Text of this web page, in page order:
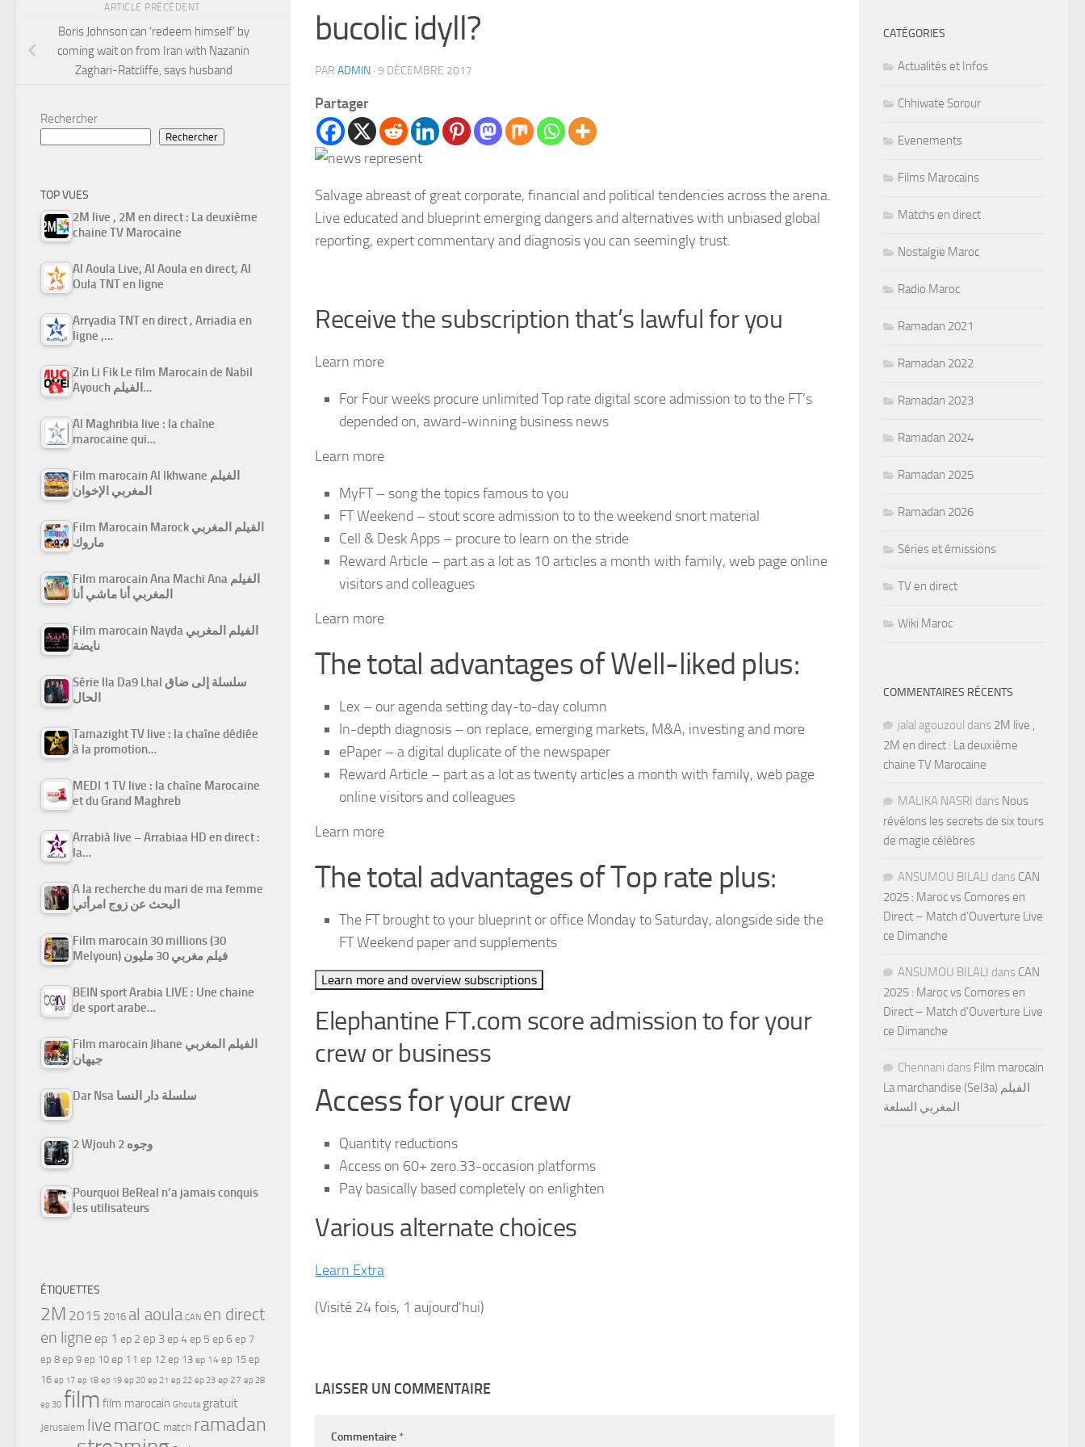
bucolic idyll?
PAR ADMIN · 9 DÉCEMBRE 2017
Partager
Salvage abreast of great corporate, financial and political tendencies across the arena.
Live educated and blueprint emerging dangers and alternatives with unbiased global
reporting, expert commentary and diagnosis you can seemingly trust.
Receive the subscription that’s lawful for you
Learn more
For Four weeks procure unlimited Top rate digital score admission to to the FT’s
depended on, award-winning business news
Learn more
MyFT – song the topics famous to you
FT Weekend – stout score admission to to the weekend snort material
Cell & Desk Apps – procure to learn on the stride
Reward Article – part as a lot as 10 articles a month with family, web page online
visitors and colleagues
Learn more
The total advantages of Well-liked plus:
Lex – our agenda setting day-to-day column
In-depth diagnosis – on replace, emerging markets, M&A, investing and more
ePaper – a digital duplicate of the newspaper
Reward Article – part as a lot as twenty articles a month with family, web page
online visitors and colleagues
Learn more
The total advantages of Top rate plus:
The FT brought to your blueprint or office Monday to Saturday, alongside side the
FT Weekend paper and supplements
Learn more and overview subscriptions
Elephantine FT.com score admission to for your
crew or business
Access for your crew
Quantity reductions
Access on 60+ zero.33-occasion platforms
Pay basically based completely on enlighten
Various alternate choices
Learn Extra
(Visité 24 fois, 1 aujourd'hui)
LAISSER UN COMMENTAIRE
Commentaire*
ARTICLE PRÉCÉDENT
Boris Johnson can ‘redeem himself’ by
coming wait on from Iran with Nazanin
Zaghari-Ratcliffe, says husband
Rechercher
Rechercher
TOP VUES
2M live , 2M en direct : La deuxième
chaine TV Marocaine
Al Aoula Live, Al Aoula en direct, Al
Oula TNT en ligne
Arryadia TNT en direct , Arriadia en
ligne ,…
Zin Li Fik Le film Marocain de Nabil
Ayouch الفيلم…
Al Maghribia live : la chaîne
marocaine qui…
Film marocain Al Ikhwane الفيلم
المغربي الإخوان
Film Marocain Marock الفيلم المغربي
ماروك
Film marocain Ana Machi Ana الفيلم
المغربي أنا ماشي أنا
Film marocain Nayda الفيلم المغربي
نايضة
Série Ila Da9 Lhal سلسلة إلى ضاق
الحال
Tamazight TV live : la chaîne dédiée
à la promotion…
MEDI 1 TV live : la chaîne Marocaine
et du Grand Maghreb
Arrabiâ live – Arrabiaa HD en direct :
la…
A la recherche du mari de ma femme
البحث عن زوج امرأتي
Film marocain 30 millions (30
Melyoun) فيلم مغربي 30 مليون
BEIN sport Arabia LIVE : Une chaine
de sport arabe…
Film marocain Jihane الفيلم المغربي
جيهان
Dar Nsa سلسلة دار النسا
2 Wjouh 2 وجوه
Pourquoi BeReal n’a jamais conquis
les utilisateurs
ÉTIQUETTES
2M 2015 2016 al aoula CAN en direct
en ligne ep 1 ep 2 ep 3ep 4ep 5 ep 6 ep 7
ep 8 ep 9 ep 10 ep 11 ep 12 ep 13 ep 14 ep 15 ep
16 ep 17 ep 18 ep 19 ep 20 ep 21 ep 22 ep 23 ep 27 ep 28
ep 30 film film marocain Ghouta gratuit
Jerusalem live maroc match ramadan
CATÉGORIES
Actualités et Infos
Chhiwate Sorour
Evenements
Films Marocains
Matchs en direct
Nostalgie Maroc
Radio Maroc
Ramadan 2021
Ramadan 2022
Ramadan 2023
Ramadan 2024
Ramadan 2025
Ramadan 2026
Séries et émissions
TV en direct
Wiki Maroc
COMMENTAIRES RÉCENTS
jalal agouzoul dans 2M live ,
2M en direct : La deuxième
chaine TV Marocaine
MALIKA NASRI dans Nous
révélons les secrets de six tours
de magie célèbres
ANSUMOU BILALI dans CAN
2025 : Maroc vs Comores en
Direct – Match d’Ouverture Live
ce Dimanche
ANSUMOU BILALI dans CAN
2025 : Maroc vs Comores en
Direct – Match d’Ouverture Live
ce Dimanche
Chennani dans Film marocain
La marchandise (Sel3a) الفيلم
المغربي السلعة